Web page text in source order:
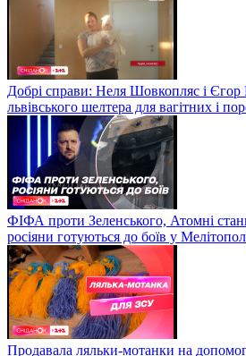
Добрі справи: Неля Шовкопляс і Єгор
львівського шелтера для вагітних і
ФІФА проти Зеленського, Атомні
росіяни готуються до боїв у
Продавала ляльки-мотанки на